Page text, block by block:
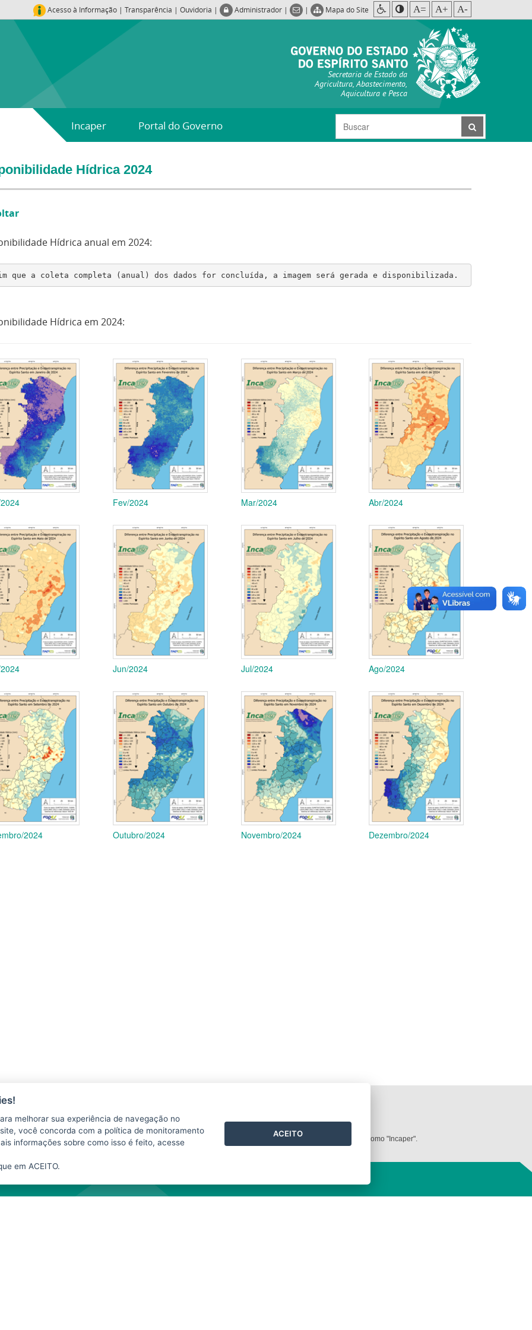
Acesso à Informação | Transparência | Ouvidoria | Administrador | | Mapa do Site A= A+ A-
Secretaria de Estado da
Agricultura, Abastecimento,
Aquicultura e Pesca
Incaper Portal do Governo
Hídrica 2024
Hídrica anual em 2024:
que a coleta completa (anual) dos dados for concluída, a imagem será gerada e disponibilizada.
Hídrica em 2024:
Fev/2024 Mar/2024 Abr/2024
Jun/2024 Jul/2024 Ago/2024
2024 Outubro/2024 Novembro/2024 Dezembro/2024
responsabiliza pelo uso indevido das informações e/ou dos produtos disponibilizados neste
depende da expressa autorização do SIM. A fonte das informações e dados deve ser mencionada sempre como "Incaper".
melhorar sua experiência de navegação no
você concorda com a política de monitoramento
informações sobre como isso é feito, acesse
em ACEITO.
ACEITO